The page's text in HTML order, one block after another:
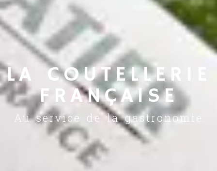
LA COUTELLERIE
FRANÇAISE
Au service de la gastronomie